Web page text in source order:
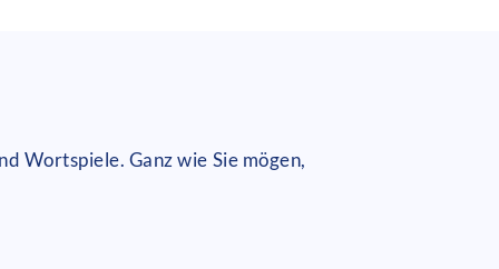
Wortspiele. Ganz wie Sie mögen,